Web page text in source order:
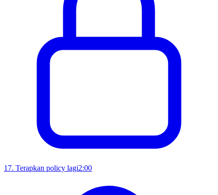
17. Terapkan policy lagi2:00